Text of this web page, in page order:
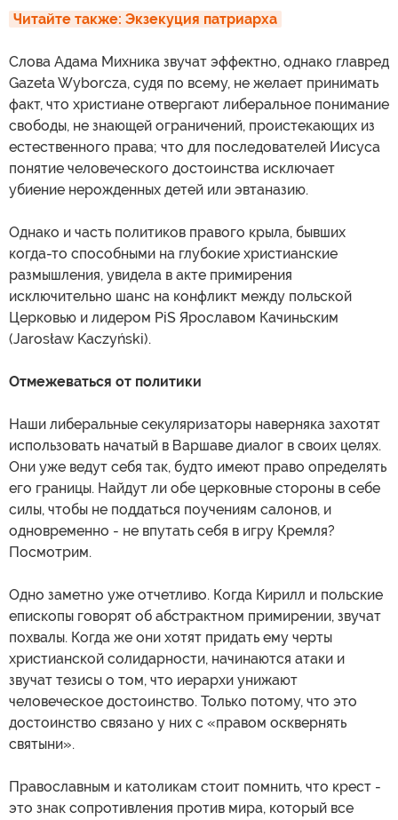
Читайте также: Экзекуция патриарха
Слова Адама Михника звучат эффектно, однако главред
Gazeta Wyborcza, судя по всему, не желает принимать
факт, что христиане отвергают либеральное понимание
свободы, не знающей ограничений, проистекающих из
естественного права; что для последователей Иисуса
понятие человеческого достоинства исключает
убиение нерожденных детей или эвтаназию.
Однако и часть политиков правого крыла, бывших
когда-то способными на глубокие христианские
размышления, увидела в акте примирения
исключительно шанс на конфликт между польской
Церковью и лидером PiS Ярославом Качиньским
(Jarosław Kaczyński).
Отмежеваться от политики
Наши либеральные секуляризаторы наверняка захотят
использовать начатый в Варшаве диалог в своих целях.
Они уже ведут себя так, будто имеют право определять
его границы. Найдут ли обе церковные стороны в себе
силы, чтобы не поддаться поучениям салонов, и
одновременно - не впутать себя в игру Кремля?
Посмотрим.
Одно заметно уже отчетливо. Когда Кирилл и польские
епископы говорят об абстрактном примирении, звучат
похвалы. Когда же они хотят придать ему черты
христианской солидарности, начинаются атаки и
звучат тезисы о том, что иерархи унижают
человеческое достоинство. Только потому, что это
достоинство связано у них с «правом осквернять
святыни».
Православным и католикам стоит помнить, что крест -
это знак сопротивления против мира, который все